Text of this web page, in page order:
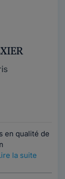
en qualité de
la suite